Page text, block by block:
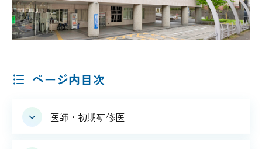
ページ内目次
医師・初期研修医